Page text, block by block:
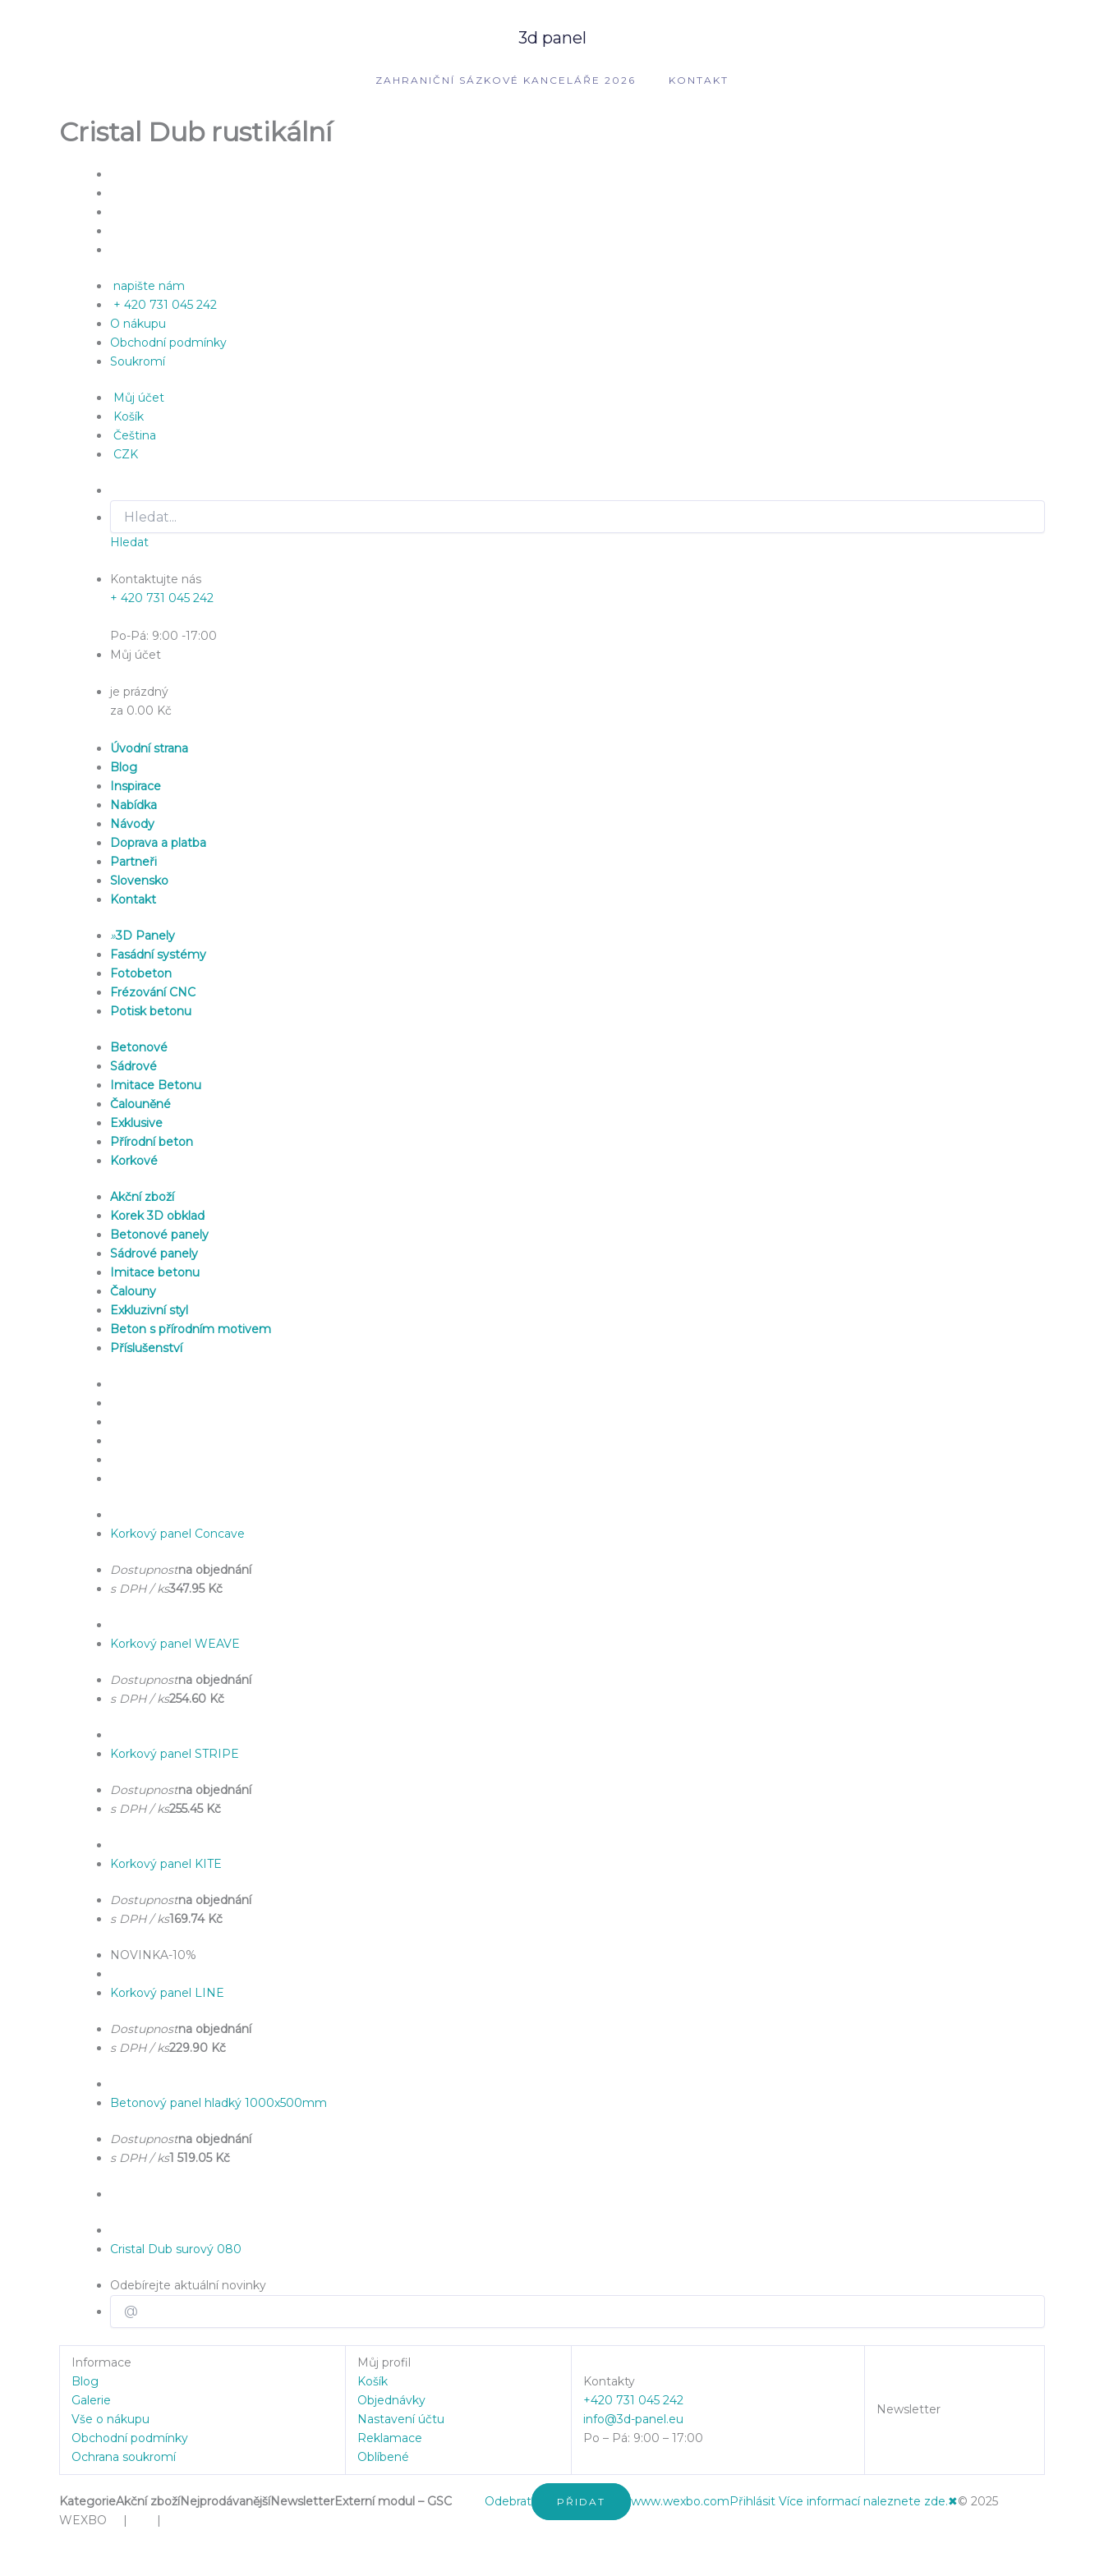
3d panel
ZAHRANIČNÍ SÁZKOVÉ KANCELÁŘE 2026 KONTAKT
Cristal Dub rustikální
napište nám
+ 420 731 045 242
O nákupu
Obchodní podmínky
Soukromí
Můj účet
Košík
Čeština
CZK
Hledat
Kontaktujte nás
+ 420 731 045 242
Po-Pá: 9:00 -17:00
Můj účet
je prázdný
za 0.00 Kč
Úvodní strana
Blog
Inspirace
Nabídka
Návody
Doprava a platba
Partneři
Slovensko
Kontakt
»3D Panely
Fasádní systémy
Fotobeton
Frézování CNC
Potisk betonu
Betonové
Sádrové
Imitace Betonu
Čalouněné
Exklusive
Přírodní beton
Korkové
Akční zboží
Korek 3D obklad
Betonové panely
Sádrové panely
Imitace betonu
Čalouny
Exkluzivní styl
Beton s přírodním motivem
Příslušenství
Korkový panel Concave
Dostupnostna objednání
s DPH / ks347.95 Kč
Korkový panel WEAVE
Dostupnostna objednání
s DPH / ks254.60 Kč
Korkový panel STRIPE
Dostupnostna objednání
s DPH / ks255.45 Kč
Korkový panel KITE
Dostupnostna objednání
s DPH / ks169.74 Kč
NOVINKA-10%
Korkový panel LINE
Dostupnostna objednání
s DPH / ks229.90 Kč
Betonový panel hladký 1000x500mm
Dostupnostna objednání
s DPH / ks1 519.05 Kč
Cristal Dub surový 080
Odebírejte aktuální novinky
Informace
Blog
Galerie
Vše o nákupu
Obchodní podmínky
Ochrana soukromí
Můj profil
Košík
Objednávky
Nastavení účtu
Reklamace
Oblíbené
Kontakty
+420 731 045 242
info@3d-panel.eu
Po – Pá: 9:00 – 17:00
Newsletter
KategorieAkční zbožíNejprodávanějšíNewsletterExterní modul – GSC Odebrat PŘIDAT www.wexbo.comPřihlásit Více informací naleznete zde.✖© 2025
WEXBO | |